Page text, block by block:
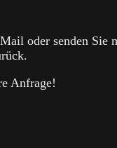
oder senden Sie
Anfrage!